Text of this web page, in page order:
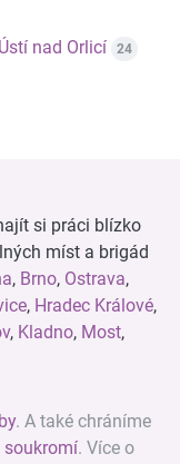
Ústí nad Orlicí 24
si práci blízko
míst a brigád
, Brno, Ostrava,
, Hradec Králové,
, Kladno, Most,
. A také chráníme
soukromí. Více o